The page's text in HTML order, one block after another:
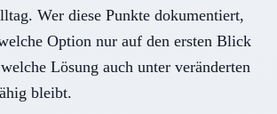
Wer diese Punkte dokumentiert,
Option nur auf den ersten Blick
Lösung auch unter veränderten
bleibt.